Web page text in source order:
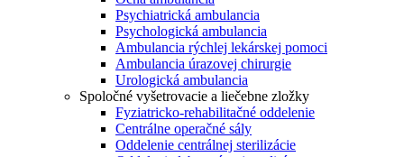
Psychiatrická ambulancia
Psychologická ambulancia
Ambulancia rýchlej lekárskej pomoci
Ambulancia úrazovej chirurgie
Urologická ambulancia
Spoločné vyšetrovacie a liečebne zložky
Fyziatricko-rehabilitačné oddelenie
Centrálne operačné sály
Oddelenie centrálnej sterilizácie